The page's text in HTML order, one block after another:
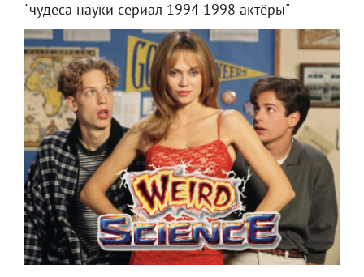
"чудеса науки сериал 1994 1998 актёры"